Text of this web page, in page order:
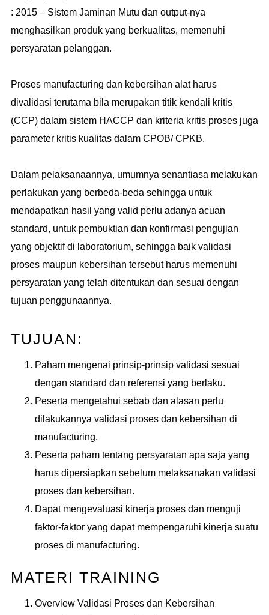
: 2015 – Sistem Jaminan Mutu dan output-nya
menghasilkan produk yang berkualitas, memenuhi
persyaratan pelanggan.
Proses manufacturing dan kebersihan alat harus
divalidasi terutama bila merupakan titik kendali kritis
(CCP) dalam sistem HACCP dan kriteria kritis proses juga
parameter kritis kualitas dalam CPOB/ CPKB.
Dalam pelaksanaannya, umumnya senantiasa melakukan
perlakukan yang berbeda-beda sehingga untuk
mendapatkan hasil yang valid perlu adanya acuan
standard, untuk pembuktian dan konfirmasi pengujian
yang objektif di laboratorium, sehingga baik validasi
proses maupun kebersihan tersebut harus memenuhi
persyaratan yang telah ditentukan dan sesuai dengan
tujuan penggunaannya.
TUJUAN:
Paham mengenai prinsip-prinsip validasi sesuai
dengan standard dan referensi yang berlaku.
Peserta mengetahui sebab dan alasan perlu
dilakukannya validasi proses dan kebersihan di
manufacturing.
Peserta paham tentang persyaratan apa saja yang
harus dipersiapkan sebelum melaksanakan validasi
proses dan kebersihan.
Dapat mengevaluasi kinerja proses dan menguji
faktor-faktor yang dapat mempengaruhi kinerja suatu
proses di manufacturing.
MATERI TRAINING
Overview Validasi Proses dan Kebersihan